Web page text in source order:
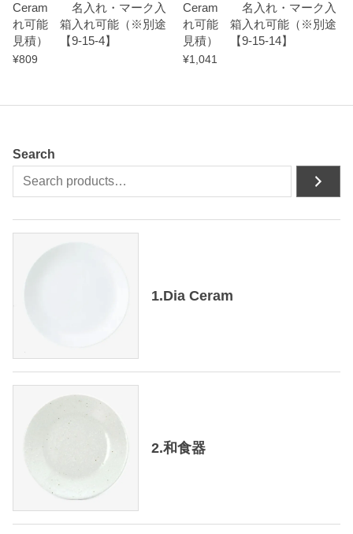
Ceram 名入れ・マーク入
れ可能 箱入れ可能（※別途
見積） 【9-15-4】
¥809
Ceram 名入れ・マーク入
れ可能 箱入れ可能（※別途
見積） 【9-15-14】
¥1,041
Search
1.Dia Ceram
2.和食器